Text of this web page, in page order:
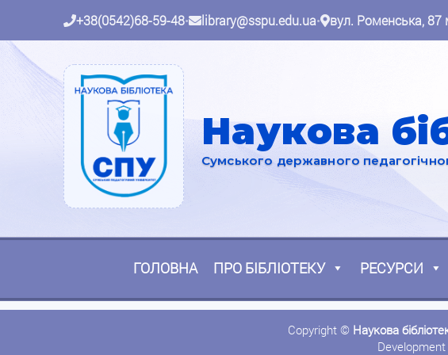
+38(0542)68-59-48• library@sspu.edu.ua• вул. Роменська, 87
Наукова
Сумського державного
ГОЛОВНА ПРО БІБЛІОТЕКУ РЕСУРСИ
Copyright © Наукова